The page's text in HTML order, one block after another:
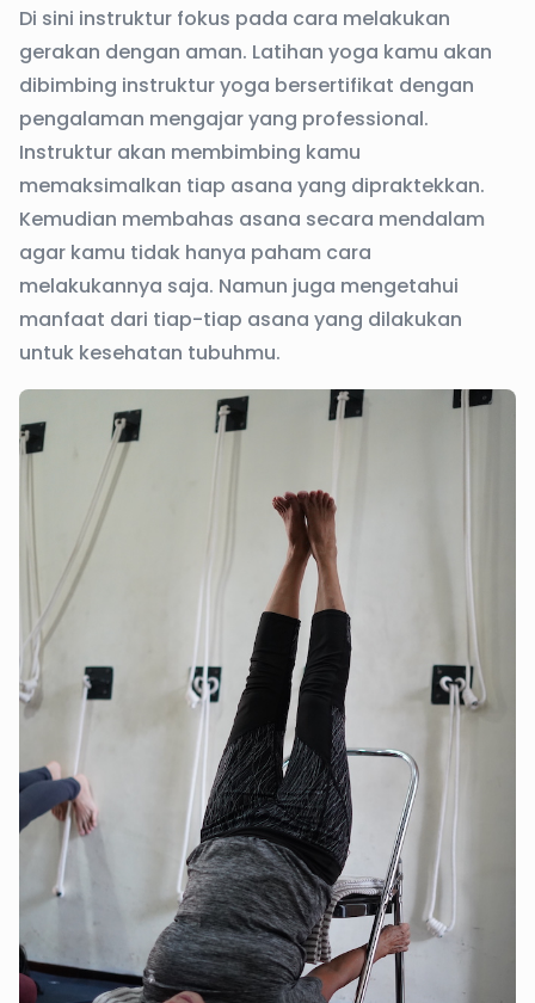
Di sini instruktur fokus pada cara melakukan
gerakan dengan aman. Latihan yoga kamu akan
dibimbing instruktur yoga bersertifikat dengan
pengalaman mengajar yang professional.
Instruktur akan membimbing kamu
memaksimalkan tiap asana yang dipraktekkan.
Kemudian membahas asana secara mendalam
agar kamu tidak hanya paham cara
melakukannya saja. Namun juga mengetahui
manfaat dari tiap-tiap asana yang dilakukan
untuk kesehatan tubuhmu.